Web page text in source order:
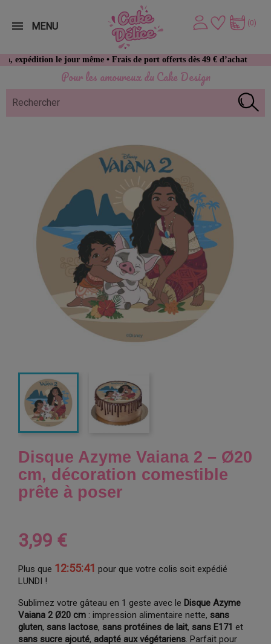
Pour les amoureux du Cake Design
le jour même • Frais de port offerts dès 49 € d’achat
(0)
MENU
Disque Azyme Vaiana 2 – Ø20
cm, décoration comestible
prête à poser
3,99 €
Plus que 12:55:40 pour que votre colis soit expédié
LUNDI !
Sublimez votre gâteau en 1 geste avec le Disque Azyme
Vaiana 2 Ø20 cm : impression alimentaire nette, sans
gluten, sans lactose, sans protéines de lait, sans E171 et
sans sucre ajouté, adapté aux végétariens. Parfait pour